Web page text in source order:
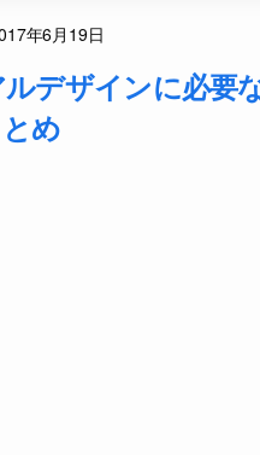
年6月19日
デザインに必要
め